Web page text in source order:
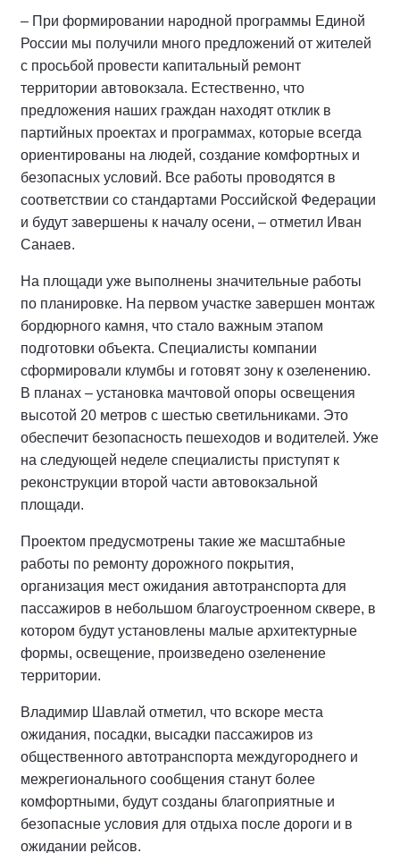
– При формировании народной программы Единой
России мы получили много предложений от жителей
с просьбой провести капитальный ремонт
территории автовокзала. Естественно, что
предложения наших граждан находят отклик в
партийных проектах и программах, которые всегда
ориентированы на людей, создание комфортных и
безопасных условий. Все работы проводятся в
соответствии со стандартами Российской Федерации
и будут завершены к началу осени, – отметил Иван
Санаев.
На площади уже выполнены значительные работы
по планировке. На первом участке завершен монтаж
бордюрного камня, что стало важным этапом
подготовки объекта. Специалисты компании
сформировали клумбы и готовят зону к озеленению.
В планах – установка мачтовой опоры освещения
высотой 20 метров с шестью светильниками. Это
обеспечит безопасность пешеходов и водителей. Уже
на следующей неделе специалисты приступят к
реконструкции второй части автовокзальной
площади.
Проектом предусмотрены такие же масштабные
работы по ремонту дорожного покрытия,
организация мест ожидания автотранспорта для
пассажиров в небольшом благоустроенном сквере, в
котором будут установлены малые архитектурные
формы, освещение, произведено озеленение
территории.
Владимир Шавлай отметил, что вскоре места
ожидания, посадки, высадки пассажиров из
общественного автотранспорта междугороднего и
межрегионального сообщения станут более
комфортными, будут созданы благоприятные и
безопасные условия для отдыха после дороги и в
ожидании рейсов.